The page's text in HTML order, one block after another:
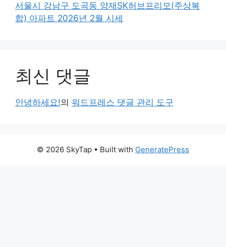
서울시 강남구 도곡동 양재SK허브프리모(주상복
합) 아파트 2026년 2월 시세
최신 댓글
안녕하세요!의 워드프레스 댓글 관리 도구
© 2026 SkyTap • Built with GeneratePress